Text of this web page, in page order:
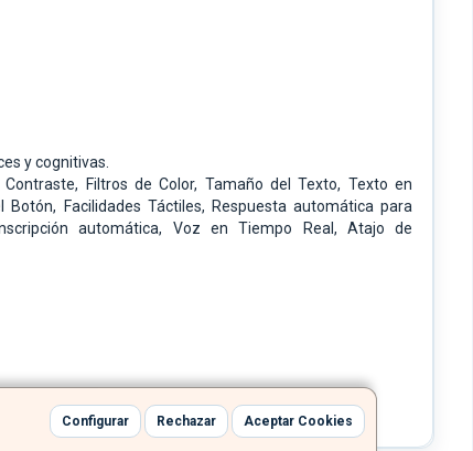
y cognitivas.
Filtros de Color, Tamaño del Texto, Texto en
Botón, Facilidades Táctiles, Respuesta automática para
automática, Voz en Tiempo Real, Atajo de
Configurar Rechazar Aceptar Cookies